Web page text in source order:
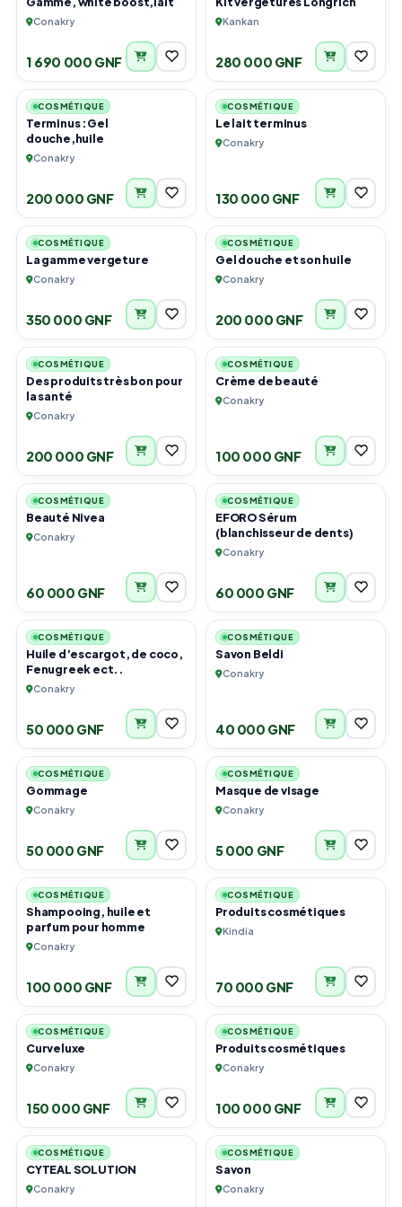
Conakry
1 690 000 GNF
Kankan
280 000 GNF
2
COSMÉTIQUE
Terminus :Gel
douche,huile
Conakry
200 000 GNF
1
COSMÉTIQUE
Le lait terminus
Conakry
130 000 GNF
1
COSMÉTIQUE
La gamme vergeture
Conakry
350 000 GNF
2
COSMÉTIQUE
Gel douche et son huile
Conakry
200 000 GNF
4
COSMÉTIQUE
Des produits très bon pour
la santé
Conakry
200 000 GNF
2
COSMÉTIQUE
Crème de beauté
Conakry
100 000 GNF
3
COSMÉTIQUE
Beauté Nivea
Conakry
60 000 GNF
5
COSMÉTIQUE
EFORO Sérum
(blanchisseur de dents)
Conakry
60 000 GNF
4
COSMÉTIQUE
Huile d’escargot, de coco,
Fenugreek ect..
Conakry
50 000 GNF
4
COSMÉTIQUE
Savon Beldi
Conakry
40 000 GNF
3
COSMÉTIQUE
Gommage
Conakry
50 000 GNF
2
COSMÉTIQUE
Masque de visage
Conakry
5 000 GNF
3
COSMÉTIQUE
Shampooing, huile et
parfum pour homme
Conakry
100 000 GNF
3
COSMÉTIQUE
Produits cosmétiques
Kindia
70 000 GNF
3
COSMÉTIQUE
Curveluxe
Conakry
150 000 GNF
6
COSMÉTIQUE
Produits cosmétiques
Conakry
100 000 GNF
1
COSMÉTIQUE
CYTEAL SOLUTION
Conakry
1
COSMÉTIQUE
Savon
Conakry